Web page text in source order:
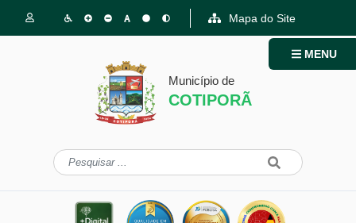
Mapa do Site
Município de
COTIPORÃ
MENU